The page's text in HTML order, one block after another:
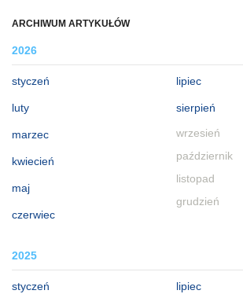
ARCHIWUM ARTYKUŁÓW
2026
styczeń
luty
marzec
kwiecień
maj
czerwiec
lipiec
sierpień
wrzesień
październik
listopad
grudzień
2025
styczeń lipiec